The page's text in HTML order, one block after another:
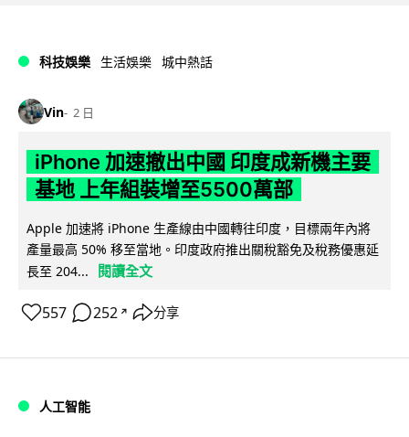
科技娛樂 生活娛樂 城中熱話
Vin 2 日
iPhone 加速撤出中國 印度成新機主要
基地 上年組裝增至5500萬部
Apple 加速將 iPhone 生產線由中國轉往印度，目標兩年內將
產量最高 50% 移至當地。印度政府推出關稅豁免及稅務優惠延
長至 204...
閱讀全文
557 252 ↗ 分享
人工智能